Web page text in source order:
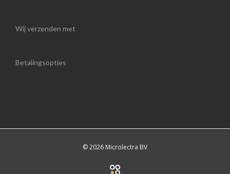
Wij verzenden met
Betalingsopties
© 2026 Microlectra BV